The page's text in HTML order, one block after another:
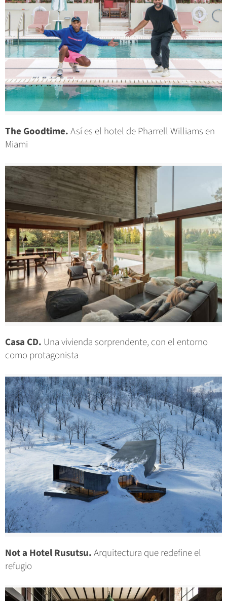
The Goodtime.Así es el hotel de Pharrell Williams en
Miami
Casa CD. Una vivienda sorprendente, con el entorno
como protagonista
Not a Hotel Rusutsu.Arquitectura que redefine el
refugio